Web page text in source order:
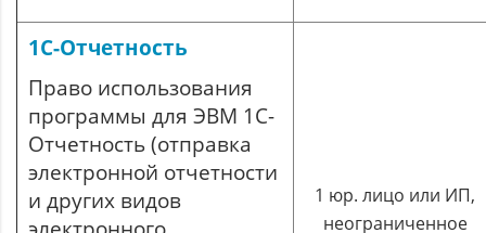
1С-Отчетность
Право использования
программы для ЭВМ 1С-
Отчетность (отправка
электронной отчетности
и других видов
1 юр. лицо или ИП,
неограниченное